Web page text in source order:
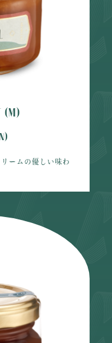
(M)
ームの優しい味わ